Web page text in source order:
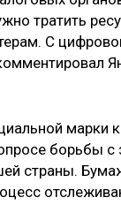
тратить
С
марки
борьбы
страны.